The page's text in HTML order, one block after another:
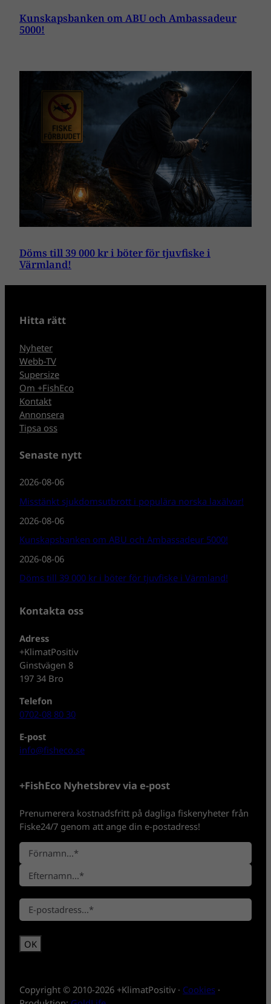
Kunskapsbanken om ABU och Ambassadeur
5000!
Döms till 39 000 kr i böter för tjuvfiske i
Värmland!
Hitta rätt
Nyheter
Webb-TV
Supersize
Om +FishEco
Kontakt
Annonsera
Tipsa oss
Senaste nytt
2026-08-06
Misstänkt sjukdomsutbrott i populära norska laxälvar!
2026-08-06
Kunskapsbanken om ABU och Ambassadeur 5000!
2026-08-06
Döms till 39 000 kr i böter för tjuvfiske i Värmland!
Kontakta oss
Adress
+KlimatPositiv
Ginstvägen 8
197 34 Bro
Telefon
0702-08 80 30
E-post
info@fisheco.se
+FishEco Nyhetsbrev via e-post
Prenumerera kostnadsfritt på dagliga fiskenyheter från
Fiske24/7 genom att ange din e-postadress!
N
a
n
*
F
ö
r
a
m
n
t
m
n
E
-
*
Copyright © 2010-2026 +KlimatPositiv · Cookies ·